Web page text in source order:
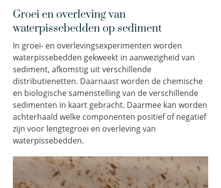
Groei en overleving van
waterpissebedden op sediment
In groei- en overlevingsexperimenten worden
waterpissebedden gekweekt in aanwezigheid van
sediment, afkomstig uit verschillende
distributienetten. Daarnaast worden de chemische
en biologische samenstelling van de verschillende
sedimenten in kaart gebracht. Daarmee kan worden
achterhaald welke componenten positief of negatief
zijn voor lengtegroei en overleving van
waterpissebedden.